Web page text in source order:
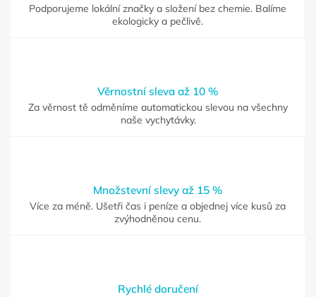
Podporujeme lokální značky a složení bez chemie. Balíme
ekologicky a pečlivě.
Věrnostní sleva až 10 %
Za věrnost tě odměníme automatickou slevou na všechny
naše vychytávky.
Množstevní slevy až 15 %
Více za méně. Ušetři čas i peníze a objednej více kusů za
zvýhodněnou cenu.
Rychlé doručení